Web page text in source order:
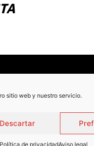
sitio web y nuestro servicio.
Descartar
de privacidadAviso legal